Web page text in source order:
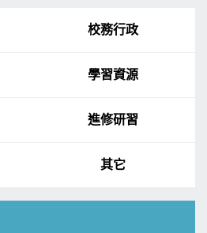
校務行政
學習資源
進修研習
其它